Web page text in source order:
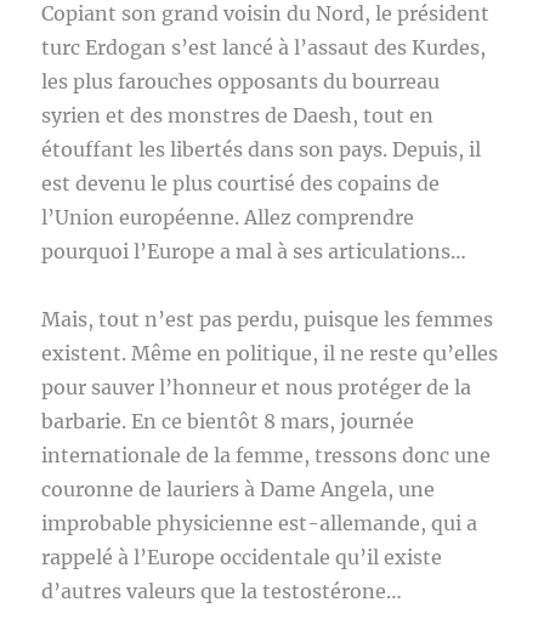
Copiant son grand voisin du Nord, le président
turc Erdogan s’est lancé à l’assaut des Kurdes,
les plus farouches opposants du bourreau
syrien et des monstres de Daesh, tout en
étouffant les libertés dans son pays. Depuis, il
est devenu le plus courtisé des copains de
l’Union européenne. Allez comprendre
pourquoi l’Europe a mal à ses articulations…
Mais, tout n’est pas perdu, puisque les femmes
existent. Même en politique, il ne reste qu’elles
pour sauver l’honneur et nous protéger de la
barbarie. En ce bientôt 8 mars, journée
internationale de la femme, tressons donc une
couronne de lauriers à Dame Angela, une
improbable physicienne est-allemande, qui a
rappelé à l’Europe occidentale qu’il existe
d’autres valeurs que la testostérone…